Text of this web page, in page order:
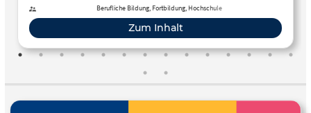
Ärztekammer Berlin publiziert.
Berufliche Bildung, Fortbildung, Hochschule
Zum Inhalt